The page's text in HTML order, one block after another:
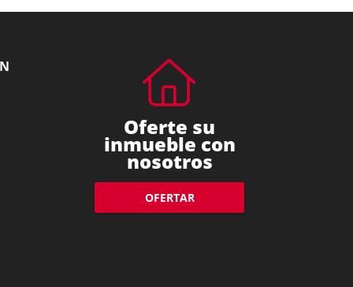
Oferte su
inmueble con
nosotros
OFERTAR